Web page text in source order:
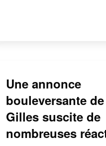
Une annonce
bouleversante
Gilles suscite de
nombreuses